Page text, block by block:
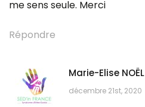
me sens seule. Merci
Répondre
Marie-Elise NOËL
décembre 21st, 2020